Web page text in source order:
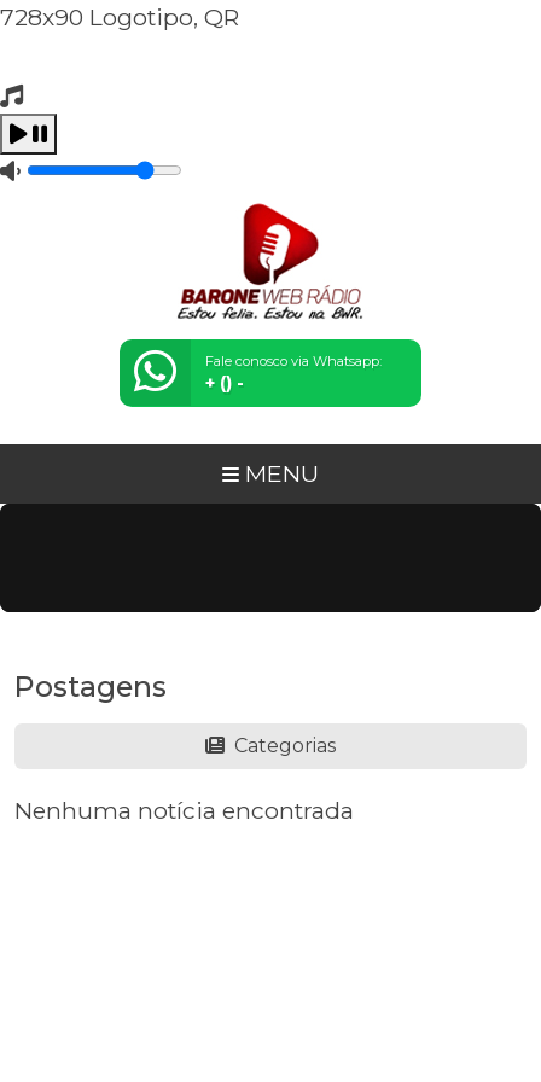
728x90 Logotipo, QR
Fale conosco via Whatsapp:
+ () -
MENU
Postagens
Categorias
Nenhuma notícia encontrada